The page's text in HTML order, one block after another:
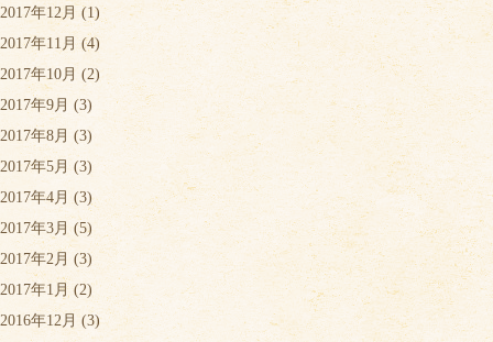
2017年12月 (1)
2017年11月 (4)
2017年10月 (2)
2017年9月 (3)
2017年8月 (3)
2017年5月 (3)
2017年4月 (3)
2017年3月 (5)
2017年2月 (3)
2017年1月 (2)
2016年12月 (3)